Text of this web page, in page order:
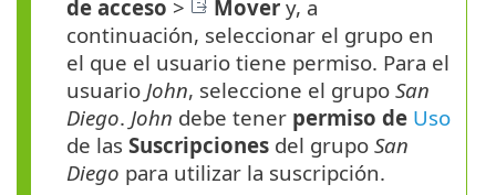
de acceso > Mover y, a
continuación, seleccionar el grupo en
el que el usuario tiene permiso. Para el
usuario John, seleccione el grupo San
Diego. John debe tener permiso de Uso
de las Suscripciones del grupo San
Diego para utilizar la suscripción.